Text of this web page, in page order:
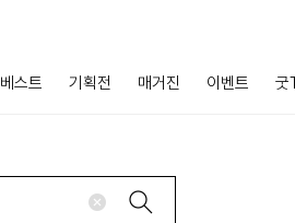
베스트 기획전 매거진 이벤트 굿